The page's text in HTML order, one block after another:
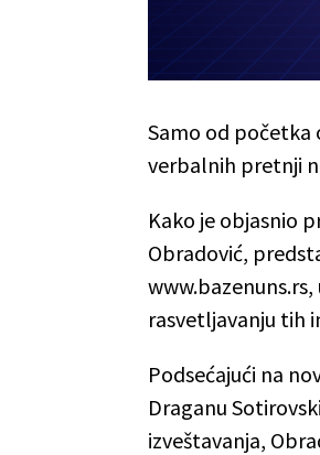
Samo od početka
verbalnih pretnji
Kako je objasnio
Obradović,
rasvetljavanju tih
Podsećajući na
Draganu
izveštavanja,